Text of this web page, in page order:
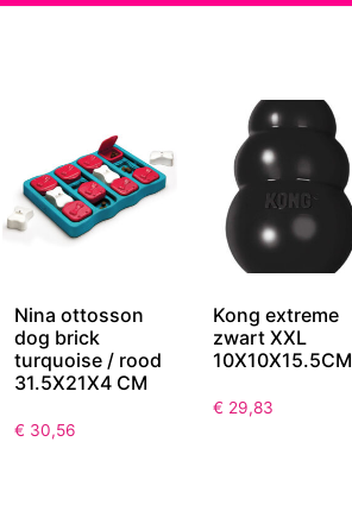
Nina ottosson
dog brick
turquoise / rood
31.5X21X4 CM
€ 30,56
Kong extreme
zwart XXL
10X10X15.5CM
€ 29,83